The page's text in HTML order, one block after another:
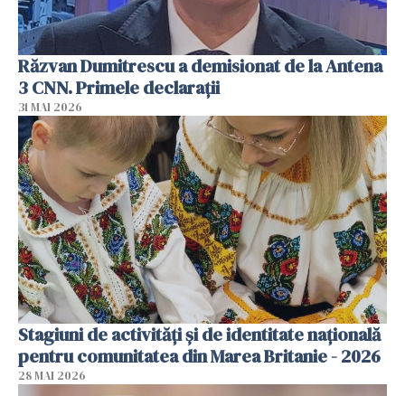
Răzvan Dumitrescu a demisionat de la Antena
3 CNN. Primele declarații
31 MAI 2026
Stagiuni de activități și de identitate națională
pentru comunitatea din Marea Britanie - 2026
28 MAI 2026